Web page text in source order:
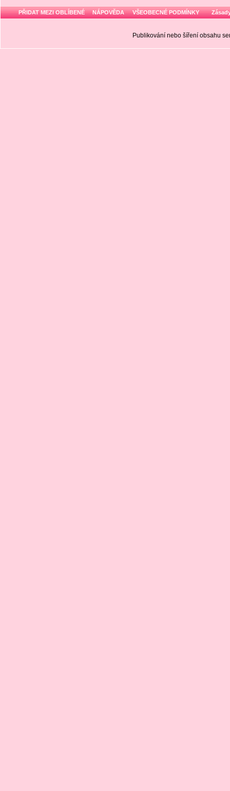
PŘIDAT MEZI OBLÍBENÉ NÁPOVĚDA VŠEOBECNÉ PODMÍNKY
Publikování nebo šíření obsahu